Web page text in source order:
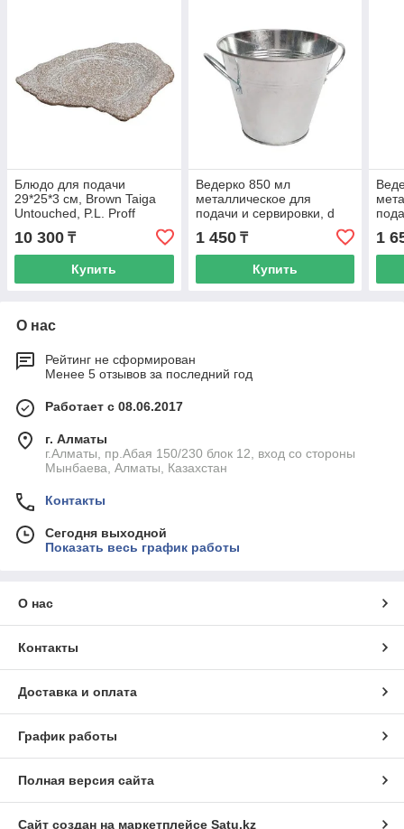
Блюдо для подачи
29*25*3 см, Brown Taiga
Untouched, P.L. Proff
10 300 ₸
Купить
Ведерко 850 мл
металлическое для
подачи и сервировки, d
13,5 см, h 8,5 см, P.L. Proff
Cuisine
1 450₸
Купить
1
О нас
Рейтинг не сформирован
Менее 5 отзывов за последний год
Работает с 08.06.2017
г. Алматы
г.Алматы, пр.Абая 150/230 блок 12, вход со стороны
Мынбаева, Алматы, Казахстан
Контакты
Сегодня выходной
Показать весь график работы
О нас
Контакты
Доставка и оплата
График работы
Полная версия сайта
Сайт создан на маркетплейсе Satu.kz